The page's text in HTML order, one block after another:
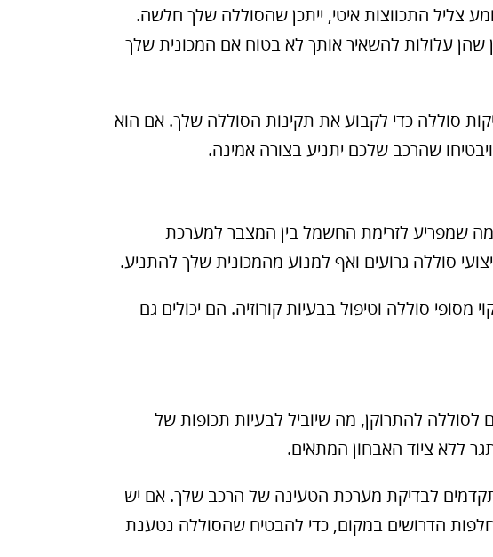
צליל התכווצות איטי, ייתכן שהסוללה שלך חלשה.
שהן עלולות להשאיר אותך לא בטוח אם המכונית שלך
סוללה כדי לקבוע את תקינות הסוללה שלך. אם הוא
שהרכב שלכם יתניע בצורה אמינה.
שמפריע לזרימת החשמל בין המצבר למערכת
סוללה גרועים ואף למנוע מהמכונית שלך להתניע.
מסופי סוללה וטיפול בבעיות קורוזיה. הם יכולים גם
לסוללה להתרוקן, מה שיוביל לבעיות תכופות של
ללא ציוד האבחון המתאים.
מתקדמים לבדיקת מערכת הטעינה של הרכב שלך. אם יש
הדרושים במקום, כדי להבטיח שהסוללה נטענת